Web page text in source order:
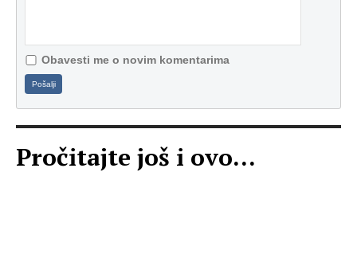
Obavesti me o novim komentarima
Pošalji
Pročitajte još i ovo...